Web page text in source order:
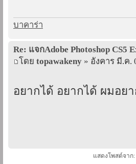
บาคาร่า
Re: แจกAdobe Photoshop CS5
โดย topawakeny » อังคาร มี.ค.
อยากได้ อยากได้ ผมอย
แสดงโพสต์จาก: